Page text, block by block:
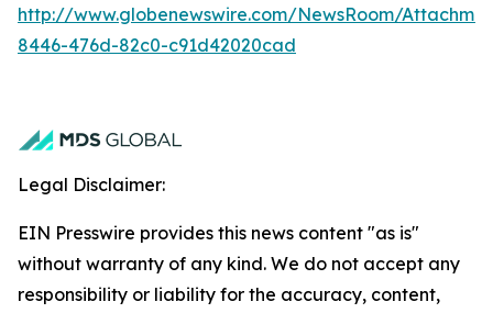
http://www.globenewswire.com/NewsRoom/
8446-476d-82c0-c91d42020cad
Legal Disclaimer:
EIN Presswire provides this news content "as is"
without warranty of any kind. We do not accept any
responsibility or liability for the accuracy, content,